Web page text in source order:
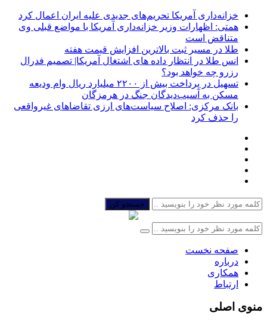
خزانه‌داری آمریکا تحریم‌های جدیدی علیه ایران اعمال کرد
همتی: اظهارات وزیر خزانه‌داری آمریکا با مواضع قبلی وی
متناقض است
طلا در مسیر ثبت بالاترین افزایش قیمت هفته
انس طلا در انتظار داده های اشتغال آمریکا| تصمیم فدرال
رزرو چه خواهد بود؟
تسهیل در پرداخت بیش از ۲۲۰۰ میلیارد ریال وام ودیعه
مسکن به آسیب‌دیدگان جنگ در هرمزگان
بانک مرکزی: اصلاح سیاست‌های ارزی تقاضاهای غیرواقعی
را حذف کرد
جستجو کن
صفحه نخست
درباره
همکاری
ارتباط
منوی اصلی